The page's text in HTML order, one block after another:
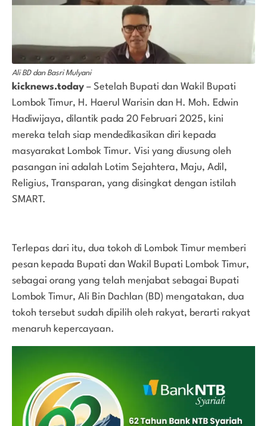
Ali BD dan Basri Mulyani
kicknews.today – Setelah Bupati dan Wakil Bupati
Lombok Timur, H. Haerul Warisin dan H. Moh. Edwin
Hadiwijaya, dilantik pada 20 Februari 2025, kini
mereka telah siap mendedikasikan diri kepada
masyarakat Lombok Timur. Visi yang diusung oleh
pasangan ini adalah Lotim Sejahtera, Maju, Adil,
Religius, Transparan, yang disingkat dengan istilah
SMART.
Terlepas dari itu, dua tokoh di Lombok Timur memberi
pesan kepada Bupati dan Wakil Bupati Lombok Timur,
sebagai orang yang telah menjabat sebagai Bupati
Lombok Timur, Ali Bin Dachlan (BD) mengatakan, dua
tokoh tersebut sudah dipilih oleh rakyat, berarti rakyat
menaruh kepercayaan.